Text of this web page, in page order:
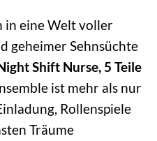
in eine Welt voller
geheimer Sehnsüchte
Shift Nurse, 5 Teile
ist mehr als nur
Rollenspiele
Träume